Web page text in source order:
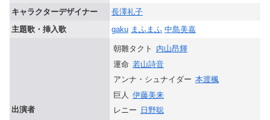
キャラクターデザイナー
長澤礼子
主題歌・挿入歌
gaku まふまふ 中島美嘉
出演者
朝雛タクト
内山昂輝
運命 若山詩音
アンナ・シュナイダー 本渡楓
巨人 伊藤美来
レニー
日野聡